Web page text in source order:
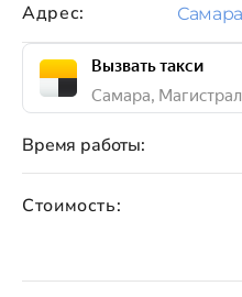
Стоимость:
Время работы:
Адрес:
Вызвать такси
Самара,